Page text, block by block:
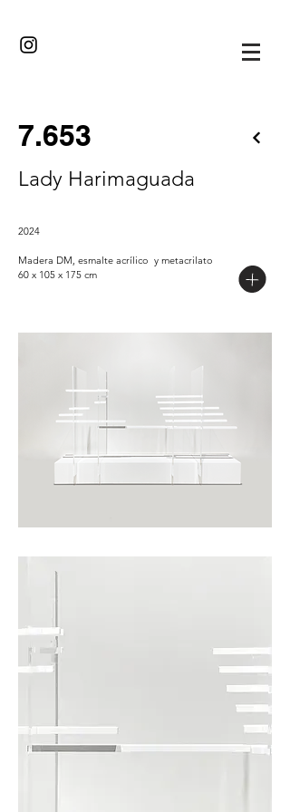
7.653
Lady Harimaguada
2024
Madera DM, esmalte acrílico y metacrilato
60 x 105 x 175 cm